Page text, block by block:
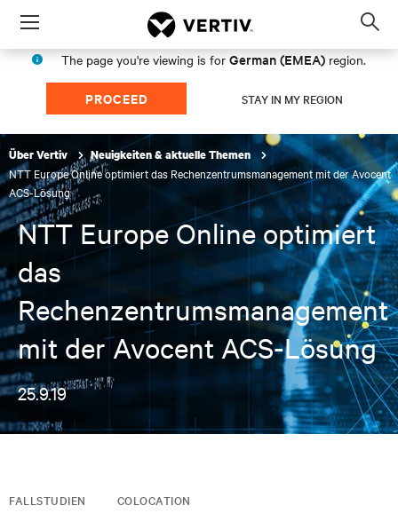
Menu
The page you're viewing is for German (EMEA) region.
PROCEED STAY IN MY REGION
Über Vertiv Neuigkeiten & aktuelle Themen
NTT Europe Online optimiert das Rechenzentrumsmanagement mit der Avocent
ACS-Lösung
NTT Europe Online optimiert
das
Rechenzentrumsmanagement
mit der Avocent ACS-Lösung
25.9.19
FALLSTUDIEN COLOCATION